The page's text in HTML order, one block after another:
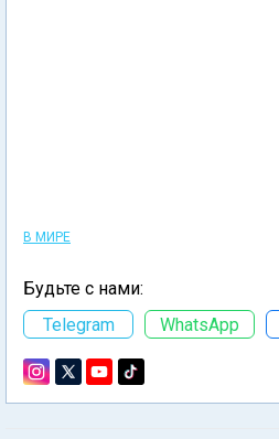
В МИРЕ
Будьте с нами:
Telegram
WhatsApp